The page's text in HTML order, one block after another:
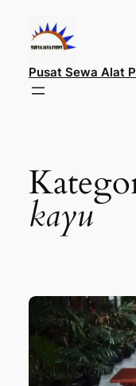
konten
Pusat Sewa Alat
kayu